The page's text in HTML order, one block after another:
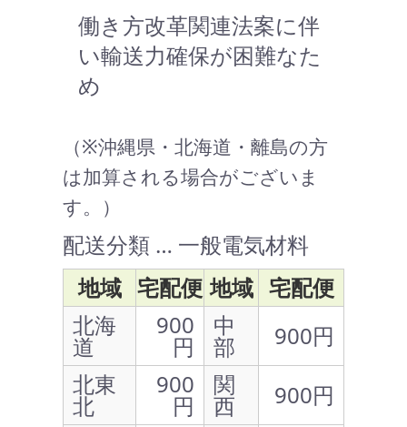
働き方改革関連法案に伴
い輸送力確保が困難なた
め
（※沖縄県・北海道・離島の方
は加算される場合がございま
す。）
配送分類 … 一般電気材料
地域 宅配便 地域 宅配便
北海
道
900
円
中
部
900円
北東
北
900
円
関
西 900円